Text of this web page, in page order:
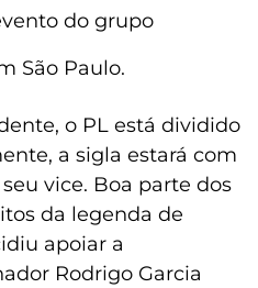
do grupo
São Paulo.
o PL está dividido
a sigla estará com
vice. Boa parte dos
da legenda de
apoiar a
Rodrigo Garcia